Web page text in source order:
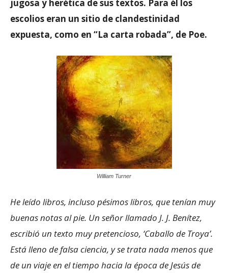
jugosa y herética de sus textos. Para él los
escolios eran un sitio de clandestinidad
expuesta, como en “La carta robada”, de Poe.
William Turner
He leído libros, incluso pésimos libros, que tenían muy
buenas notas al pie. Un señor llamado J. J. Benítez,
escribió un texto muy pretencioso, ‘Caballo de Troya’.
Está lleno de falsa ciencia, y se trata nada menos que
de un viaje en el tiempo hacia la época de Jesús de